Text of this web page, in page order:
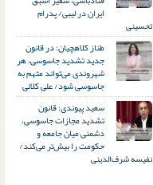
ایران در لیبی/ پدرام
تحسینی
طناز کلاهچیان: در قانون
جدید تشدید جاسوسی، هر
شهروندی می‌تواند متهم به
جاسوسی شود/ علی کلائی
سعید پیوندی: قانون
تشدید مجازات جاسوسی،
دشمنی میان جامعه و
حکومت را بیش‌تر می‌کند/
نفیسه شرف‌الدینی